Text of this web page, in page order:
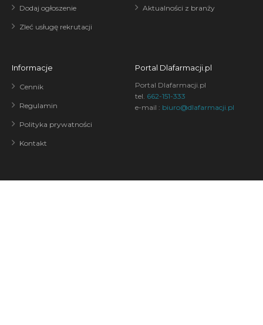
Dodaj ogłoszenie
Zleć usługę rekrutacji
Aktualności z branży
Informacje
Cennik
Regulamin
Polityka prywatności
Kontakt
Portal Dlafarmacji.pl
Portal Dlafarmacji.pl
tel. 662-151-333
e-mail : biuro@dlafarmacji.pl